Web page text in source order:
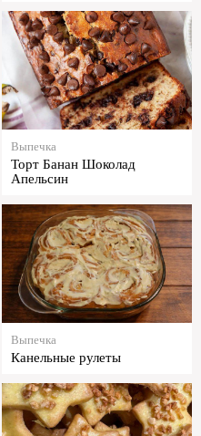
Выпечка
Торт Банан Шоколад
Апельсин
Выпечка
Канельные рулеты